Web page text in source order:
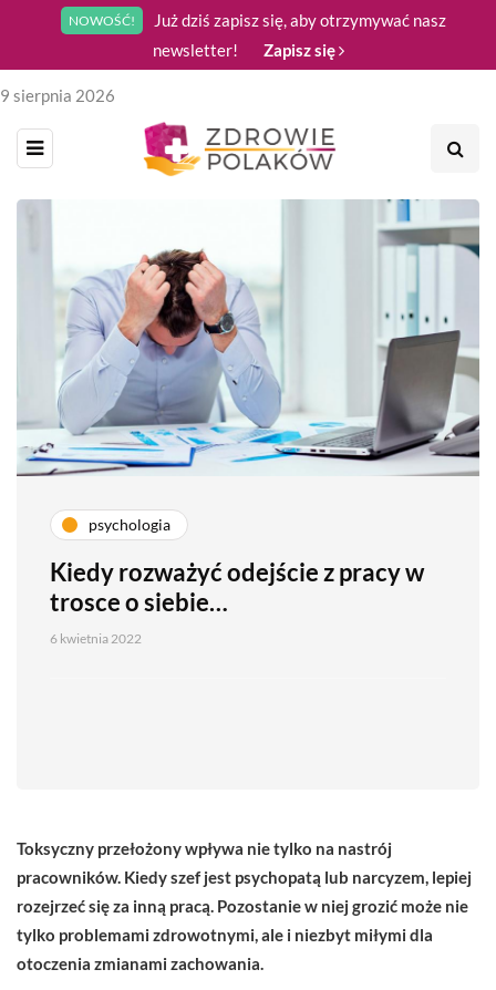
NOWOŚĆ!
Już dziś zapisz się, aby otrzymywać nasz
newsletter!
Zapisz się
9 sierpnia 2026
psychologia
Kiedy rozważyć odejście z pracy w
trosce o siebie…
6 kwietnia 2022
Toksyczny przełożony wpływa nie tylko na nastrój
pracowników. Kiedy szef jest psychopatą lub narcyzem, lepiej
rozejrzeć się za inną pracą. Pozostanie w niej grozić może nie
tylko problemami zdrowotnymi, ale i niezbyt miłymi dla
otoczenia zmianami zachowania.